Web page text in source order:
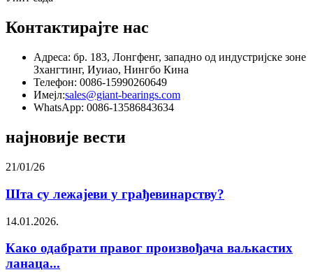
Контактирајте нас
Адреса: бр. 183, Лонгфенг, западно од индустријске зоне
Зхангтинг, Иуиао, Нингбо Кина
Телефон: 0086-15990260649
Имејл:sales@giant-bearings.com
WhatsApp: 0086-13586843634
најновије вести
21/01/26
Шта су лежајеви у грађевинарству?
14.01.2026.
Како одабрати правог произвођача ваљкастих
ланаца...